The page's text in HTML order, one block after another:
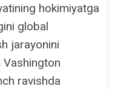
hokimiyatga
global
jarayonini
Vashington
ravishda